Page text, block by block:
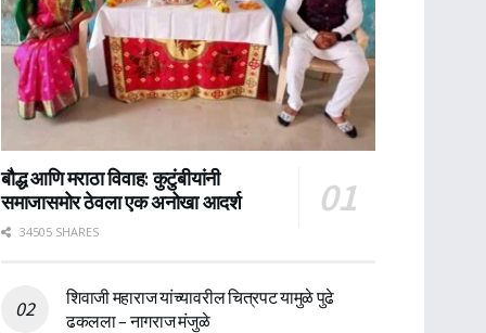
बौद्ध आणि मराठा विवाह: कुटुंबीयांनी
समाजासमोर ठेवला एक अनोखा आदर्श
34505 SHARES
शिवाजी महाराज यांच्यावरील चित्रपट यामुळे पुढे
ढकलला – नागराज मंजुळे